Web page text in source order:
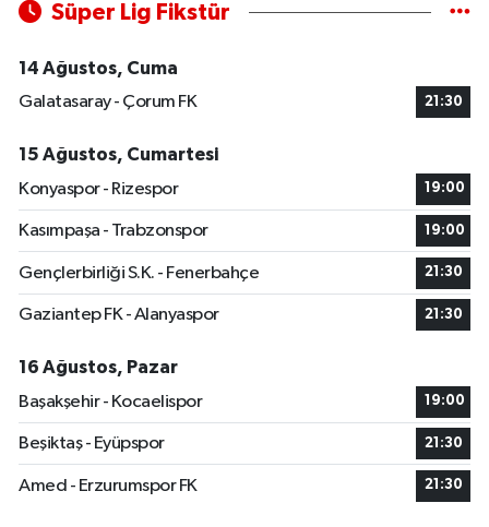
Süper Lig Fikstür
14 Ağustos, Cuma
Galatasaray - Çorum FK
21:30
15 Ağustos, Cumartesi
Konyaspor - Rizespor
19:00
Kasımpaşa - Trabzonspor 19:00
Gençlerbirliği S.K. - Fenerbahçe 21:30
Gaziantep FK - Alanyaspor 21:30
16 Ağustos, Pazar
Başakşehir - Kocaelispor
19:00
Beşiktaş - Eyüpspor 21:30
Amed - Erzurumspor FK 21:30